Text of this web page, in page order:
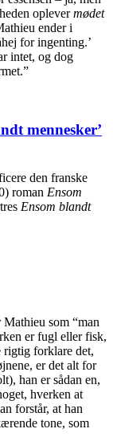
oplevermødet
ender i
for ingenting.’
intet, og dog
mennesker’
den franske
roman Ensom
Ensom blandt
som “man
er fugl eller fisk,
forklare det,
er det alt for
han er sådan en,
hverken at
forstår, at han
tone, som